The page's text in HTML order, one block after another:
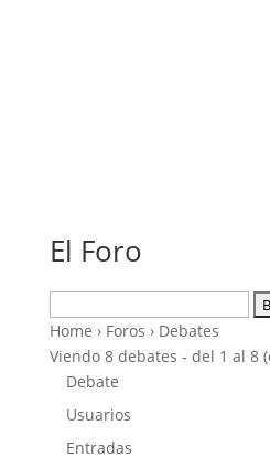
El Foro
Home › Foros › Debates
Viendo 8 debates - del 1 al 8
Debate
Usuarios
Entradas